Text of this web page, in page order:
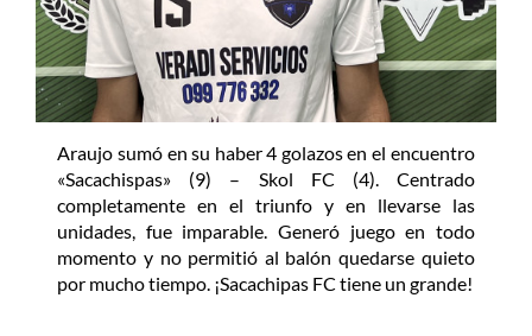
Araujo sumó en su haber 4 golazos en el encuentro
«Sacachispas» (9) – Skol FC (4). Centrado
completamente en el triunfo y en llevarse las
unidades, fue imparable. Generó juego en todo
momento y no permitió al balón quedarse quieto
por mucho tiempo. ¡Sacachipas FC tiene un grande!